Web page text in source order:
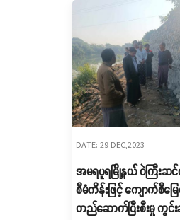
DATE: 29 DEC,2023
အမရပူရမြို့နယ် ဝဲကြီးဆင်
စီမံကိန်းဖြင့် ကျောက်စီမြ
တည်ဆောက်ပြီးစီးမှု ကွင်